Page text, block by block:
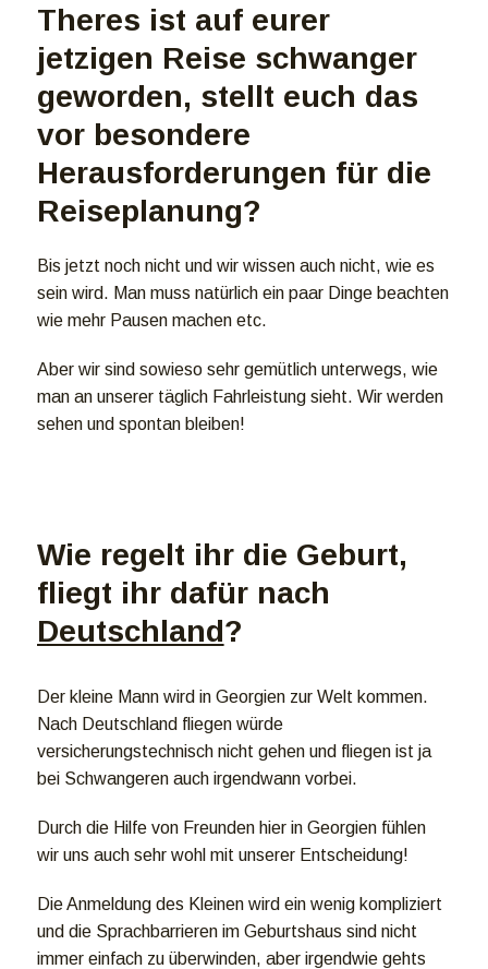
Theres ist auf eurer
jetzigen Reise schwanger
geworden, stellt euch das
vor besondere
Herausforderungen für die
Reiseplanung?
Bis jetzt noch nicht und wir wissen auch nicht, wie es
sein wird. Man muss natürlich ein paar Dinge beachten
wie mehr Pausen machen etc.
Aber wir sind sowieso sehr gemütlich unterwegs, wie
man an unserer täglich Fahrleistung sieht. Wir werden
sehen und spontan bleiben!
Wie regelt ihr die Geburt,
fliegt ihr dafür nach
Deutschland?
Der kleine Mann wird in Georgien zur Welt kommen.
Nach Deutschland fliegen würde
versicherungstechnisch nicht gehen und fliegen ist ja
bei Schwangeren auch irgendwann vorbei.
Durch die Hilfe von Freunden hier in Georgien fühlen
wir uns auch sehr wohl mit unserer Entscheidung!
Die Anmeldung des Kleinen wird ein wenig kompliziert
und die Sprachbarrieren im Geburtshaus sind nicht
immer einfach zu überwinden, aber irgendwie gehts